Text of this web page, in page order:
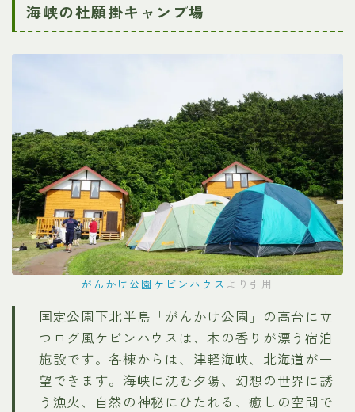
海峡の杜願掛キャンプ場
がんかけ公園ケビンハウス より引用
国定公園下北半島「がんかけ公園」の高台に立
つログ風ケビンハウスは、木の香りが漂う宿泊
施設です。各棟からは、津軽海峡、北海道が一
望できます。海峡に沈む夕陽、幻想の世界に誘
う漁火、自然の神秘にひたれる、癒しの空間で